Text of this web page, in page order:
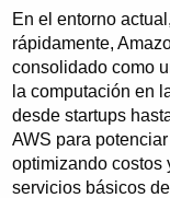
En el entorno
rápidamente,
consolidado como
la computación en
desde startups
AWS para
optimizando costos
servicios básicos